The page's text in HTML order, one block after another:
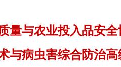
量与农业投入品安全
与病虫害综合防治高